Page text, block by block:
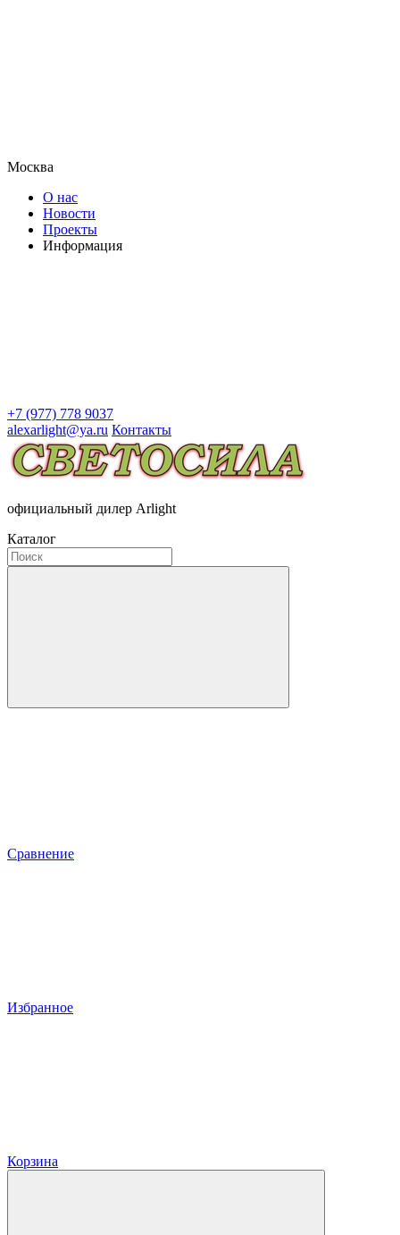
Москва
О нас
Новости
Проекты
Информация
+7 (977) 778 9037
alexarlight@ya.ru Контакты
официальный дилер Arlight
Каталог
Сравнение
Избранное
Корзина